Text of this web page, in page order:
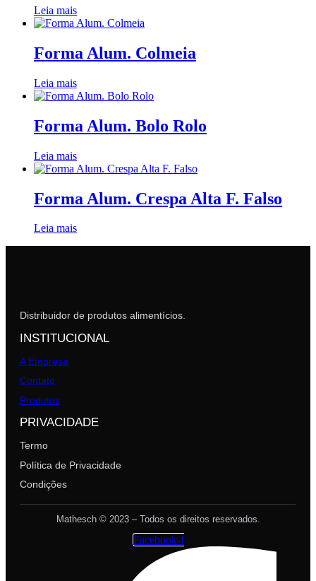
Leia mais
Forma Alum. Colmeia
Leia mais
Forma Alum. Bolo Rolo
Leia mais
Forma Alum. Crespa Alta F. Falso
Leia mais
Distribuidor de produtos alimentícios.
INSTITUCIONAL
A Empresa
Contato
Produtos
PRIVACIDADE
Termo
Política de Privacidade
Condições
Mathesch © 2023 – Todos os direitos reservados.
Facebook-f